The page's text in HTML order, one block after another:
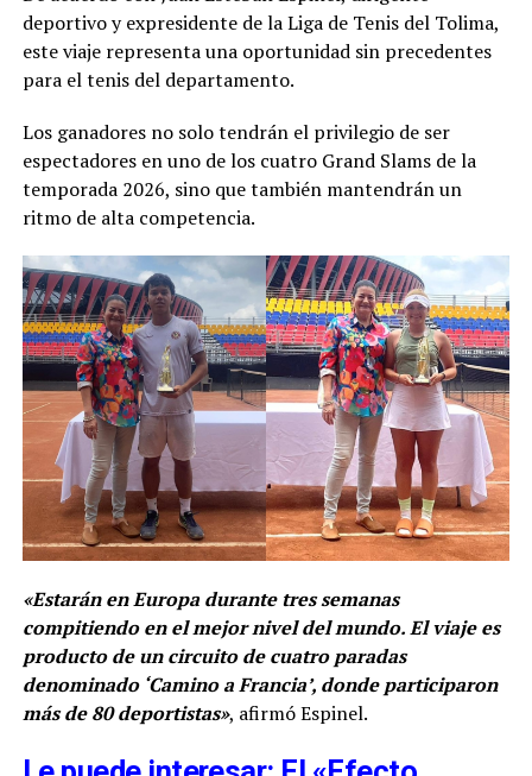
deportivo y expresidente de la Liga de Tenis del Tolima,
este viaje representa una oportunidad sin precedentes
para el tenis del departamento.
Los ganadores no solo tendrán el privilegio de ser
espectadores en uno de los cuatro Grand Slams de la
temporada 2026, sino que también mantendrán un
ritmo de alta competencia.
«Estarán en Europa durante tres semanas
compitiendo en el mejor nivel del mundo. El viaje es
producto de un circuito de cuatro paradas
denominado ‘Camino a Francia’, donde participaron
más de 80 deportistas», afirmó Espinel.